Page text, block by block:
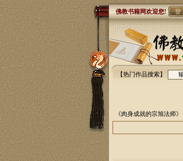
佛教书籍网欢迎您!
【热门作品搜索】
《肉身成就的宗旭法师》